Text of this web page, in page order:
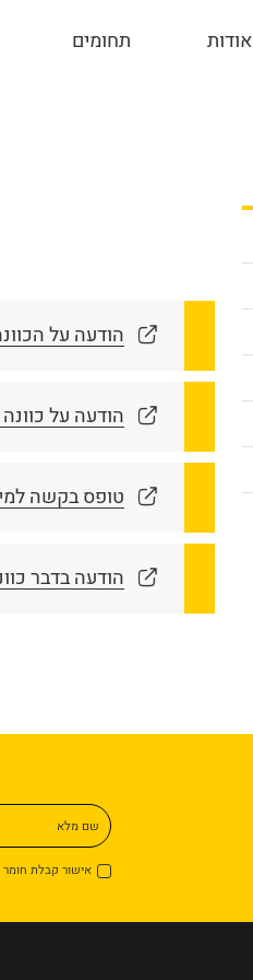
אודות תחומים
הודעה על
הודעה על
טופס בקשה
הודעה בדבר
שם מלא
אישור קבלת חומר